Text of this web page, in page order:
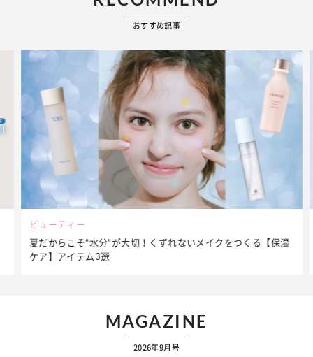
おすすめ記事
ビューティー
夏だからこそ“水分”が大切！くずれないメイクをつくる【保湿
ケア】アイテム3選
MAGAZINE
2026年9月号